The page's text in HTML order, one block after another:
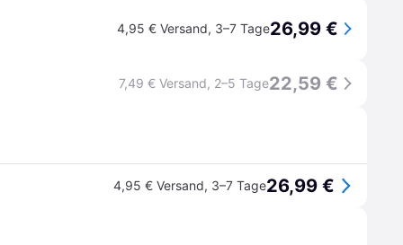
4,95 € Versand, 3–7 Tage26,99 €
7,49 € Versand, 2–5 Tage22,59 €
4,95 € Versand, 3–7 Tage26,99 €